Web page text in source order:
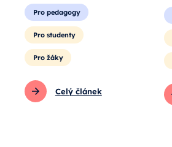
Pro pedagogy
Pro studenty
Pro žáky
Celý článek